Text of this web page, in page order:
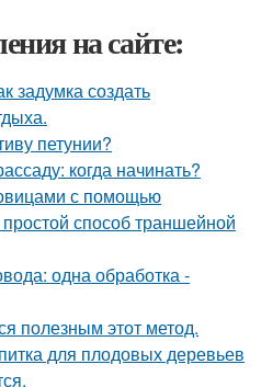
на сайте:
задумка создать
петунии?
когда начинать?
с помощью
способ траншейной
одна обработка -
полезным этот метод.
для плодовых деревьев